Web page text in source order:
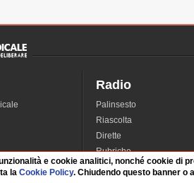
Radio
Palinsesto
Riascolta
Dirette
Rubriche
Interviste
e cookie analitici, nonché cookie di
laCookie Policy. Chiudendo questo banner o